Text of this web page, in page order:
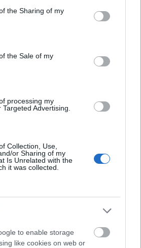
or usage behaviour. You may click to
Google and its third-party tags to
specified purposes in below Google
the Sharing of my
the Sale of my
processing my
Advertising.
Collection, Use,
or Sharing of my
Is Unrelated with the
it was collected.
to enable storage
like cookies on web or
a digiuno! Ad oggi lo
In aggiunta, chi ha un WC
un gettone per l'acqua con
Servizi
02/06/2019 15:29
vietati.
Caratteristiche
Gestione